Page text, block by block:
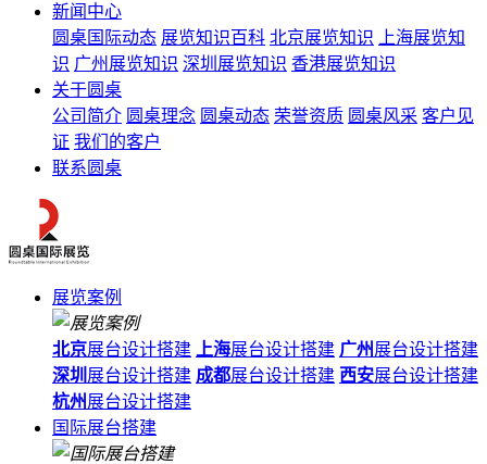
新闻中心
圆桌国际动态 展览知识百科 北京展览知识
上海展览知
识 广州展览知识 深圳展览知识 香港展览知识
关于圆桌
公司简介 圆桌理念 圆桌动态 荣誉资质 圆桌风采 客户见
证 我们的客户
联系圆桌
展览案例
北京展台设计搭建 上海展台设计搭建 广州展台设计搭建
深圳 展台设计搭建 成都展台设计搭建 西安展台设计搭建
杭州展台设计搭建
国际展台搭建